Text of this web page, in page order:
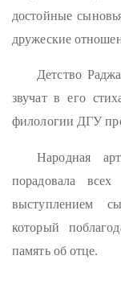
достойные
дружеские
Детство
звучат в его
филологии ДГУ
Народная
порадовала
выступлением
который
память об отце.